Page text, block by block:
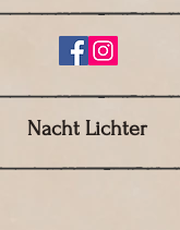
Nacht Lichter